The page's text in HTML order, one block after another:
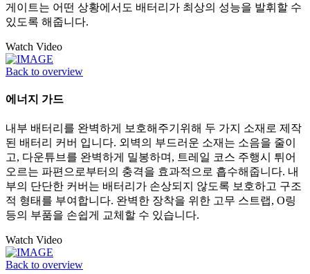
게이트는 어떤 상황에서도 배터리가 최상의 성능을 발휘할 수
있도록 해줍니다.
Watch Video
Back to overview
에너지 가드
내부 배터리를 완벽하게 보호해주기위해 두 가지 소재로 제작
된 배터리 커버 입니다. 외벽의 부드러운 소재는 소음을 줄이
고, 다운튜브를 완벽하게 밀봉하며, 트레일 코스 주행시 튀어
오르는 파편으로부터의 충격을 효과적으로 흡수해줍니다. 내
부의 단단한 커버는 배터리가 손상되지 않도록 보호하고 구조
적 형태를 부여합니다. 완벽한 장착을 위한 고무 스트랩, O링
등의 부품을 손쉽게 교체할 수 있습니다.
Watch Video
Back to overview